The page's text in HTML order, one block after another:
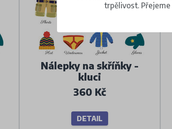
Nálepky na skříňky -
kluci
360 Kč
DETAIL
trpělivost.